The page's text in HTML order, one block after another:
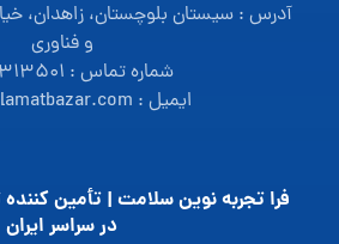
آدرس : سیستان بلوچستان، زاهدان،
و فناوری
شماره تماس : ۰۹۰۲۱۳۱۳۵۰۱
ایمیل : info@salamatbazar.com
فرا تجربه نوین سلامت | تأمین‌
در سراسر ایران